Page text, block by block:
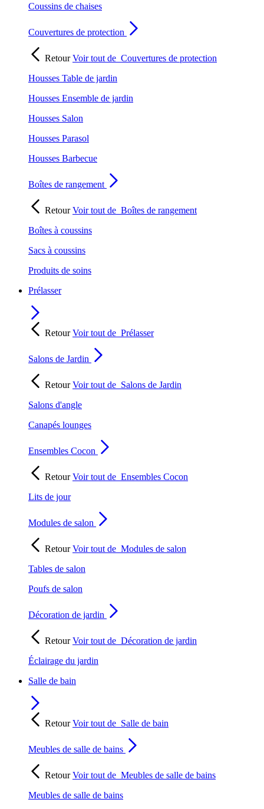
Coussins de chaises
Couvertures de protection
RetourVoir tout de Couvertures de protection
Housses Table de jardin
Housses Ensemble de jardin
Housses Salon
Housses Parasol
Housses Barbecue
Boîtes de rangement
RetourVoir tout de Boîtes de rangement
Boîtes à coussins
Sacs à coussins
Produits de soins
Prélasser
RetourVoir tout de Prélasser
Salons de Jardin
RetourVoir tout de Salons de Jardin
Salons d'angle
Canapés lounges
Ensembles Cocon
RetourVoir tout de Ensembles Cocon
Lits de jour
Modules de salon
RetourVoir tout de Modules de salon
Tables de salon
Poufs de salon
Décoration de jardin
RetourVoir tout de Décoration de jardin
Éclairage du jardin
Salle de bain
RetourVoir tout de Salle de bain
Meubles de salle de bains
RetourVoir tout de Meubles de salle de bains
Meubles de salle de bains